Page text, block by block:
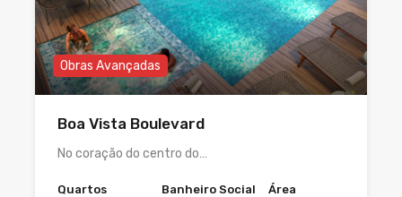
Obras Avançadas
Boa Vista Boulevard
No coração do centro do…
Quartos Banheiro Social Área